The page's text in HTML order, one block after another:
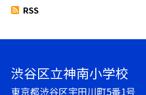
RSS
渋谷区立神南小学校
東京都渋谷区宇田川町5番1号